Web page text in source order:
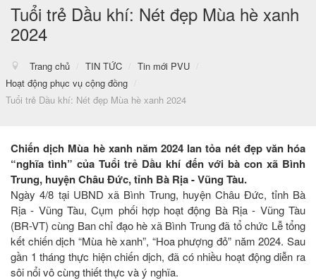
Tuổi trẻ Dầu khí: Nét đẹp Mùa hè xanh
2024
Trang chủ / TIN TỨC / Tin mới PVU
/
Hoạt động phục vụ cộng đồng /
Tuổi trẻ Dầu khí: Nét đẹp Mùa hè xanh 2024
Chiến dịch Mùa hè xanh năm 2024 lan tỏa nét đẹp văn hóa
“nghĩa tình” của Tuổi trẻ Dầu khí đến với bà con xã Bình
Trung, huyện Châu Đức, tỉnh Bà Rịa - Vũng Tàu.
Ngày 4/8 tại UBND xã Bình Trung, huyện Châu Đức, tỉnh Bà
Rịa - Vũng Tàu, Cụm phối hợp hoạt động Bà Rịa - Vũng Tàu
(BR-VT) cùng Ban chỉ đạo hè xã Bình Trung đã tổ chức Lễ tổng
kết chiến dịch “Mùa hè xanh”, “Hoa phượng đỏ” năm 2024. Sau
gần 1 tháng thực hiện chiến dịch, đã có nhiều hoạt động diễn ra
sôi nổi vô cùng thiết thực và ý nghĩa.